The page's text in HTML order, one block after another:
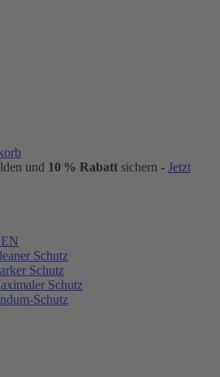
und 10 % Rabatt sichern - Jetzt
Schutz
Schutz
Schutz
Schutz